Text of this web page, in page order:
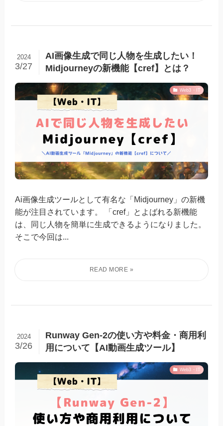
AI画像生成で同じ人物を生成したい！
Midjourneyの新機能【cref】とは？
2024
3/27
Web3・IT
Ai画像生成ツールとして有名な「Midjourney」の新機
能が注目されています。 「cref」とよばれる新機能
は、同じ人物を簡単に生成できるようになりました。
そこで今回は...
Runway Gen-2の使い方や料金・商用利
用について【AI動画生成ツール】
2024
3/26
Web3・IT